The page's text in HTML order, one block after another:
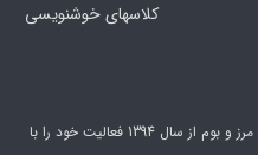
کلاسهای خوشنویسی
تیم هنری کلک عشق با هدف اعتلای هنر این مرز و بوم از سال 1394 فعالیت خود را با